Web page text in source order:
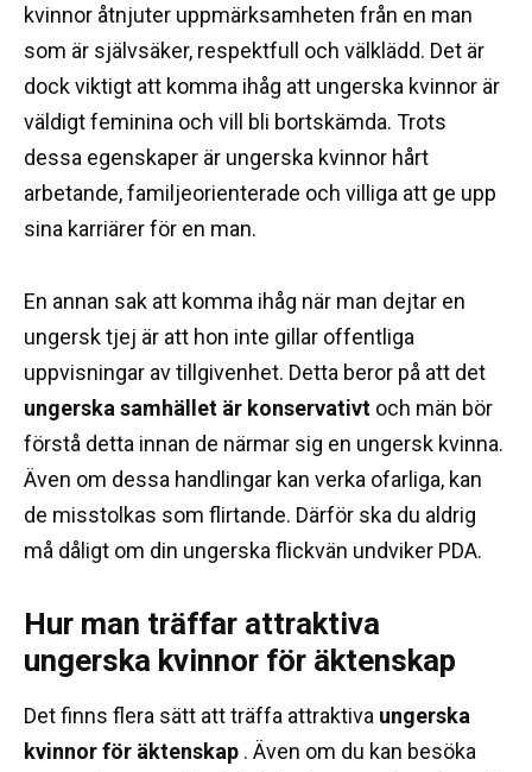
kvinnor åtnjuter uppmärksamheten från en man
som är självsäker, respektfull och välklädd. Det är
dock viktigt att komma ihåg att ungerska kvinnor är
väldigt feminina och vill bli bortskämda. Trots
dessa egenskaper är ungerska kvinnor hårt
arbetande, familjeorienterade och villiga att ge upp
sina karriärer för en man.
En annan sak att komma ihåg när man dejtar en
ungersk tjej är att hon inte gillar offentliga
uppvisningar av tillgivenhet. Detta beror på att det
ungerska samhället är konservativt och män bör
förstå detta innan de närmar sig en ungersk kvinna.
Även om dessa handlingar kan verka ofarliga, kan
de misstolkas som flirtande. Därför ska du aldrig
må dåligt om din ungerska flickvän undviker PDA.
Hur man träffar attraktiva
ungerska kvinnor för äktenskap
Det finns flera sätt att träffa attraktiva ungerska
kvinnor för äktenskap . Även om du kan besöka